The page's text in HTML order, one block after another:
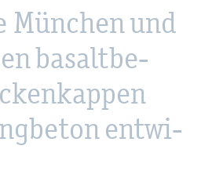
Mün­chen und
ba­salt­be­
ent­wi­